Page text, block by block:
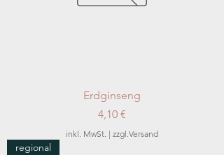
Erdginseng
Preis
4,10 €
inkl. MwSt. | zzgl.Versand
regional